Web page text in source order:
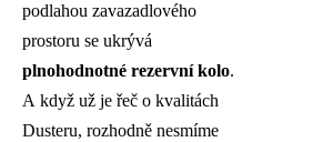
podlahou zavazadlového
prostoru se ukrývá
plnohodnotné rezervní kolo.
A když už je řeč o kvalitách
Dusteru, rozhodně nesmíme